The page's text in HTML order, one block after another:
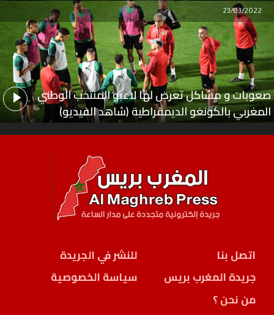
صعوبات و مشاكل تعرض لها لاعبو المنتخب الوطني
المغربي بالكونغو الديمقراطية (شاهد الفيديو)
23/03/2022
اتصل بنا
للنشر في الجريدة
جريدة المغرب بريس
سياسة الخصوصية
من نحن ؟